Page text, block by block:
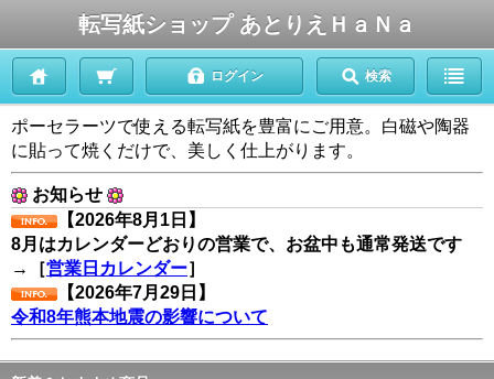
転写紙ショップ あとりえＨａＮａ
ログイン 検索
ポーセラーツで使える転写紙を豊富にご用意。白磁や陶器
に貼って焼くだけで、美しく仕上がります。
お知らせ
【2026年8月1日】
8月はカレンダーどおりの営業で、お盆中も通常発送です
→［営業日カレンダー］
【2026年7月29日】
令和8年熊本地震の影響について